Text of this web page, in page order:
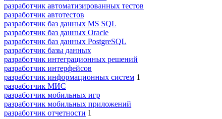
разработчик автоматизированных тестов
разработчик автотестов
разработчик баз данных MS SQL
разработчик баз данных Oracle
разработчик баз данных PostgreSQL
разработчик базы данных
разработчик интеграционных решений
разработчик интерфейсов
разработчик информационных систем 1
разработчик МИС
разработчик мобильных игр
разработчик мобильных приложений
разработчик отчетности 1